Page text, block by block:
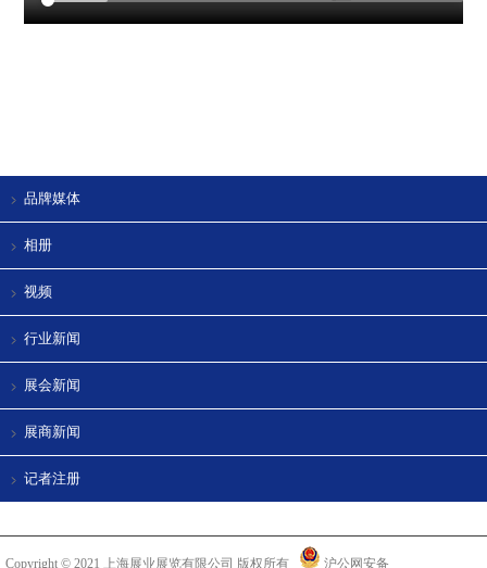
品牌媒体
相册
视频
行业新闻
展会新闻
展商新闻
记者注册
Copyright © 2021 上海展业展览有限公司 版权所有 沪公网安备